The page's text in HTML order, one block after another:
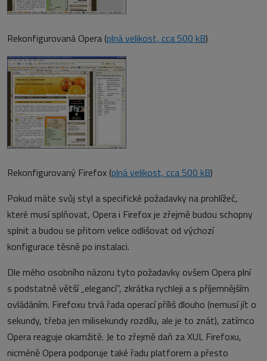
Rekonfigurovaná Opera (plná velikost, cca 500 kB)
Rekonfigurovaný Firefox (plná velikost, cca 500 kB)
Pokud máte svůj styl a specifické požadavky na prohlížeč,
které musí splňovat, Opera i Firefox je zřejmě budou schopny
splnit a budou se přitom velice odlišovat od výchozí
konfigurace těsně po instalaci.
Dle mého osobního názoru tyto požadavky ovšem Opera plní
s podstatně větší „elegancí“, zkrátka rychleji a s příjemnějším
ovládáním. Firefoxu trvá řada operací příliš dlouho (nemusí jít o
sekundy, třeba jen milisekundy rozdílu, ale je to znát), zatímco
Opera reaguje okamžitě. Je to zřejmě daň za XUL Firefoxu,
nicméně Opera podporuje také řadu platforem a přesto